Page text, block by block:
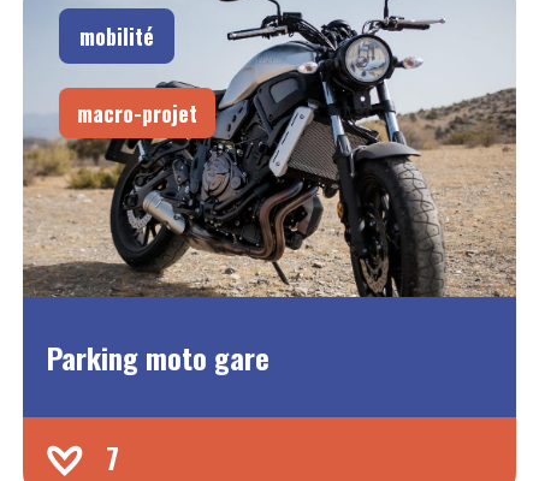
mobilité
macro-projet
Parking moto gare
7